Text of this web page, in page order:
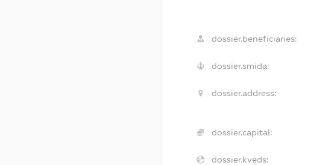
dossier.beneficiaries:
dossier.smida:
dossier.address:
dossier.capital:
dossier.kveds: